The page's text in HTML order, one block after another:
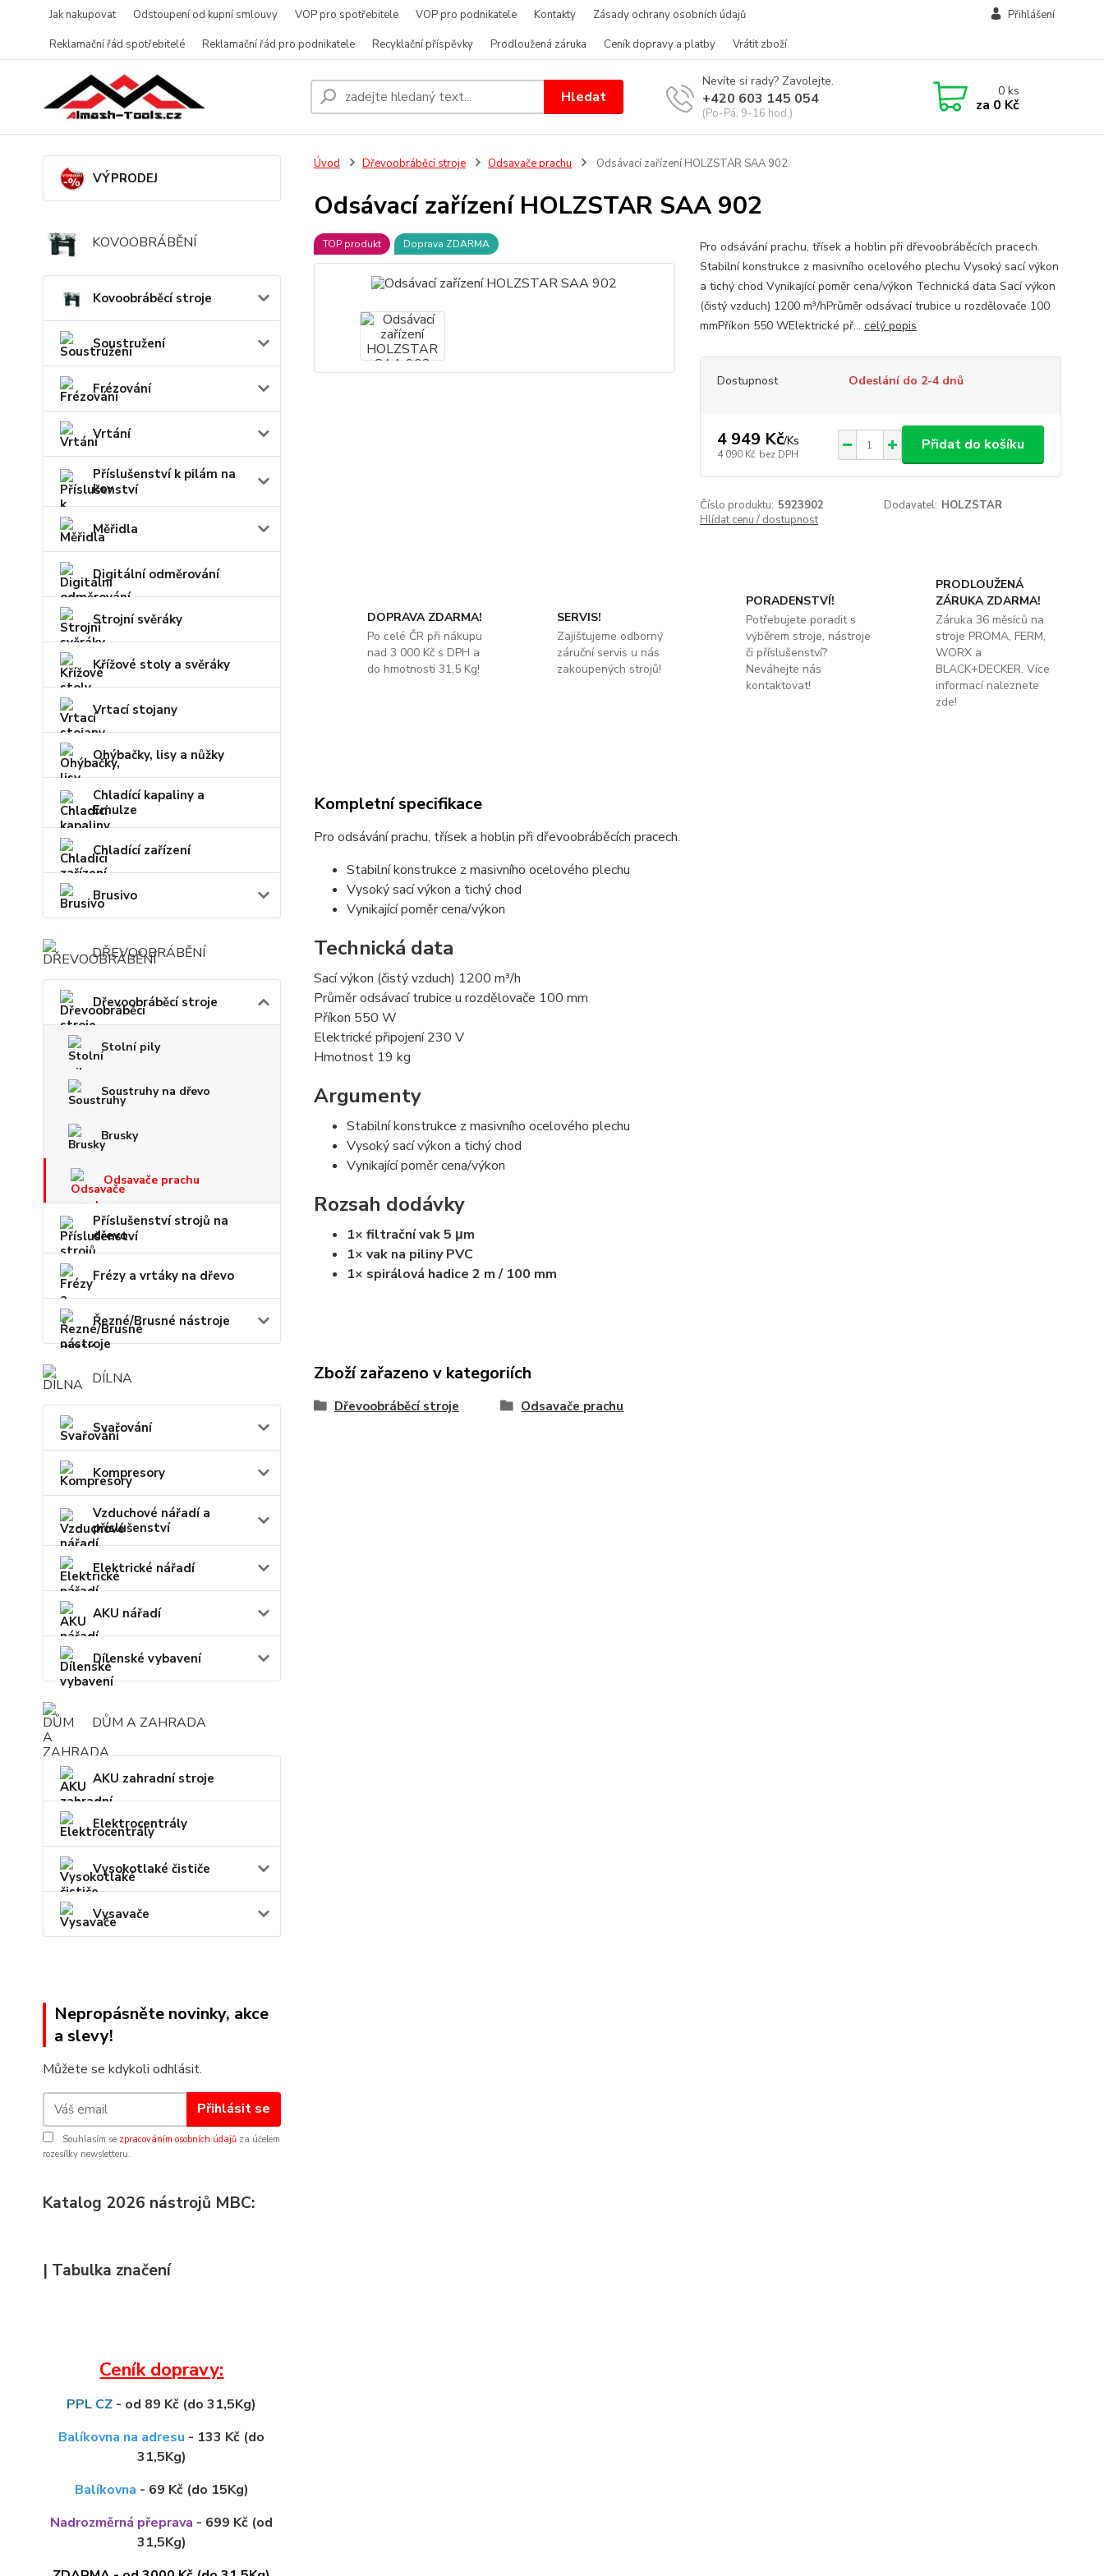
Jak nakupovat Odstoupení od kupní smlouvy VOP pro spotřebitele VOP pro podnikatele Kontakty
Zásady ochrany osobních údajů
Reklamační řád spotřebitelé
Reklamační řád pro podnikatele Recyklační příspěvky Prodloužená záruka Ceník dopravy a platby Vrátit zboží
Přihlášení
Hledat
Nevíte si rady? Zavolejte.
+420 603 145 054
(Po-Pá, 9-16 hod.)
0ks
za 0 Kč
VÝPRODEJ
KOVOOBRÁBĚNÍ
Kovoobráběcí stroje
Soustružení
Frézování
Vrtání
Příslušenství k pilám na
kov
Měřidla
Digitální odměrování
Strojní svěráky
Křížové stoly a svěráky
Vrtací stojany
Ohýbačky, lisy a nůžky
Chladící kapaliny a
Emulze
Chladící zařízení
Brusivo
DŘEVOOBRÁBĚNÍ
Dřevoobráběcí stroje
Stolní pily
Soustruhy na dřevo
Brusky
Odsavače prachu
Příslušenství strojů na
dřevo
Frézy a vrtáky na dřevo
Řezné/Brusné nástroje
DÍLNA
Svařování
Kompresory
Vzduchové nářadí a
příslušenství
Elektrické nářadí
AKU nářadí
Dílenské vybavení
DŮM A ZAHRADA
AKU zahradní stroje
Elektrocentrály
Vysokotlaké čističe
Vysavače
Nepropásněte novinky, akce
a slevy!
Můžete se kdykoli odhlásit.
Přihlásit se
Souhlasím se zpracováním osobních údajů za účelem
rozesílky newsletteru.
Katalog 2026 nástrojů MBC:
| Tabulka značení
Ceník dopravy:
PPL CZ - od 89 Kč (do 31,5Kg)
Balíkovna na adresu - 133 Kč (do
31,5Kg)
Balíkovna - 69 Kč (do 15Kg)
Nadrozměrná přeprava - 699 Kč (od
31,5Kg)
Úvod Dřevoobráběcí stroje Odsavače prachu Odsávací zařízení HOLZSTAR SAA 902
Odsávací zařízení HOLZSTAR SAA 902
TOP produkt Doprava ZDARMA
Pro odsávání prachu, třísek a hoblin při dřevoobráběcích pracech.
Stabilní konstrukce z masivního ocelového plechu Vysoký sací výkon
a tichý chod Vynikající poměr cena/výkon Technická data Sací výkon
(čistý vzduch) 1200 m³/hPrůměr odsávací trubice u rozdělovače 100
mmPříkon 550 WElektrické př... celý popis
Dostupnost Odeslání do 2-4 dnů
4 949 Kč/Ks
4 090 Kč bez DPH
Přidat do košíku
Číslo produktu: 5923902 Dodavatel: HOLZSTAR
Hlídat cenu / dostupnost
DOPRAVA ZDARMA!
Po celé ČR při nákupu
nad 3 000 Kč s DPH a
do hmotnosti 31,5 Kg!
SERVIS!
Zajišťujeme odborný
záruční servis u nás
zakoupených strojů!
PORADENSTVÍ!
Potřebujete poradit s
výběrem stroje, nástroje
či příslušenství?
Neváhejte nás
kontaktovat!
PRODLOUŽENÁ
ZÁRUKA ZDARMA!
Záruka 36 měsíců na
stroje PROMA, FERM,
WORX a
BLACK+DECKER. Více
informací naleznete
zde!
Kompletní specifikace
Pro odsávání prachu, třísek a hoblin při dřevoobráběcích pracech.
Stabilní konstrukce z masivního ocelového plechu
Vysoký sací výkon a tichý chod
Vynikající poměr cena/výkon
Technická data
Sací výkon (čistý vzduch) 1200 m³/h
Průměr odsávací trubice u rozdělovače 100 mm
Příkon 550 W
Elektrické připojení 230 V
Hmotnost 19 kg
Argumenty
Stabilní konstrukce z masivního ocelového plechu
Vysoký sací výkon a tichý chod
Vynikající poměr cena/výkon
Rozsah dodávky
1× filtrační vak 5 μm
1× vak na piliny PVC
1× spirálová hadice 2 m / 100 mm
Zboží zařazeno v kategoriích
Dřevoobráběcí stroje Odsavače prachu